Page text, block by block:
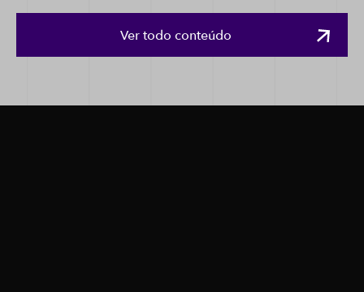
Ver todo conteúdo